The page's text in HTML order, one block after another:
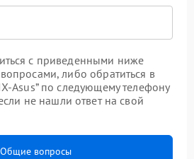
с приведенными ниже
либо обратиться в
Asus” по следующему телефону
не нашли ответ на свой
Общие вопросы